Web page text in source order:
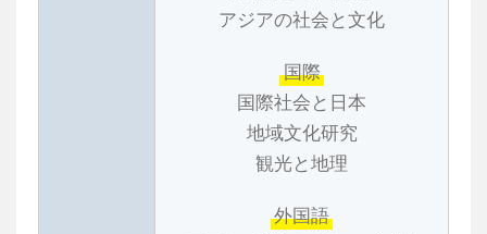
アジアの社会と文化
国際
国際社会と日本
地域文化研究
観光と地理
外国語